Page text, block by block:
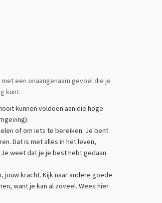
een onaangenaam gevoel die je
kunt.
kunnen voldoen aan die hoge
of om iets te bereiken. Je bent
Dat is met alles in het leven,
weet dat je je best hebt gedaan.
jouw kracht. Kijk naar andere goede
want je kan al zoveel. Wees hier